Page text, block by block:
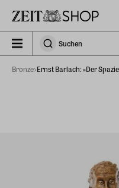
SuchenSuchen
Bronze Ernst Barlach: »Der